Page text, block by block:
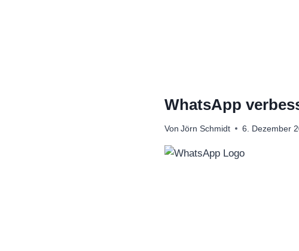
WhatsApp
Von Jörn Schmidt 6. Dezember